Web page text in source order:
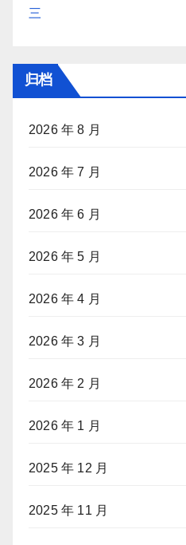
三
归档
2026 年 8 月
2026 年 7 月
2026 年 6 月
2026 年 5 月
2026 年 4 月
2026 年 3 月
2026 年 2 月
2026 年 1 月
2025 年 12 月
2025 年 11 月